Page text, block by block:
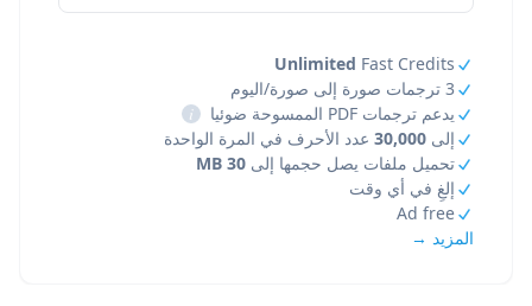
Unlimited Fast Credits
3 ترجمات صورة إلى صورة/اليوم
يدعم ترجمات PDF الممسوحة ضوئيا
i
إلى 30,000 عدد الأحرف في المرة الواحدة
تحميل ملفات يصل حجمها إلى 30 MB
إلغِ في أي وقت
Ad free
المزيد →